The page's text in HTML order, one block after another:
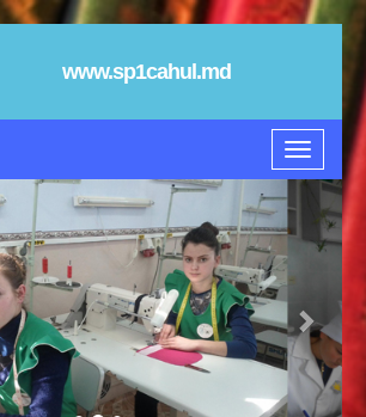
www.sp1cahul.md